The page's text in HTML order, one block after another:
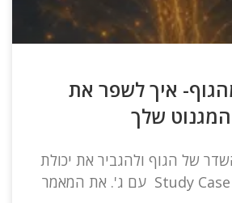
איך לשפר את
המגנוט שלך
של הגוף ולהגביר את יכולת
המגנוט העצמי. Study Case עם ג'. את המאמר